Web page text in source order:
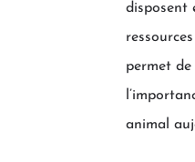
disposent
permet de
animal